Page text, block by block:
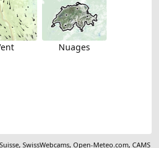
Nuages
,SwissWebcams,Open-Meteo.com,CAMS